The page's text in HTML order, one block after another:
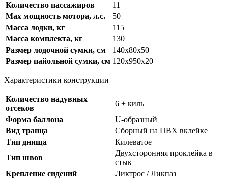
Количество пассажиров
11
Max мощность мотора, л.с.
50
Масса лодки, кг
115
Масса комплекта, кг
130
Размер лодочной сумки, см
140х80х50
Размер пайольной сумки, см 120х950х20
Характеристики конструкции
Количество надувных
отсеков
6 + киль
Форма баллона
U-образный
Вид транца
Сборный на ПВХ вклейке
Тип днища
Килеватое
Тип швов
Двухсторонняя проклейка в
стык
Крепление сидений
Ликтрос / Ликпаз